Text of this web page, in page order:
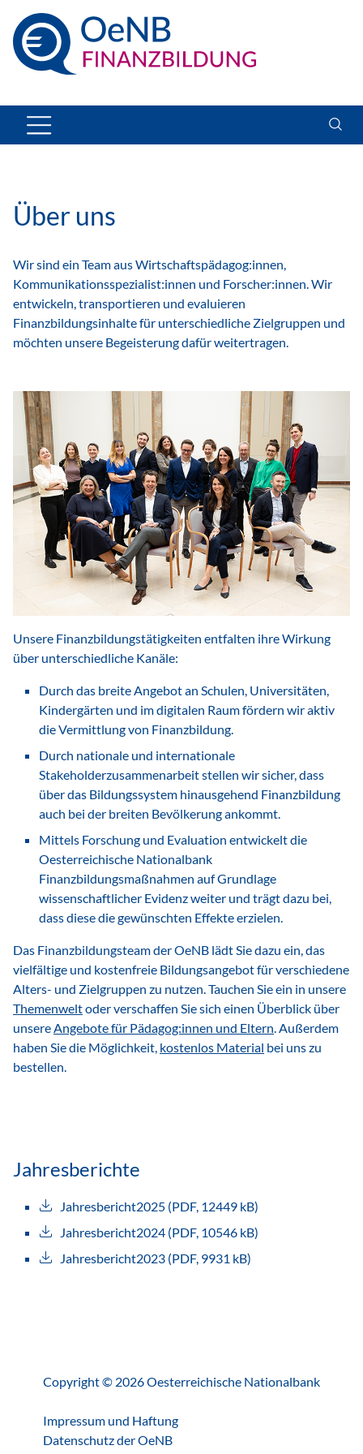
Über uns
Wir sind ein Team aus Wirtschaftspädagog:innen,
Kommunikationsspezialist:innen und Forscher:innen. Wir
entwickeln, transportieren und evaluieren
Finanzbildungsinhalte für unterschiedliche Zielgruppen und
möchten unsere Begeisterung dafür weitertragen.
Unsere Finanzbildungstätigkeiten entfalten ihre Wirkung
über unterschiedliche Kanäle:
Durch das breite Angebot an Schulen, Universitäten,
Kindergärten und im digitalen Raum fördern wir aktiv
die Vermittlung von Finanzbildung.
Durch nationale und internationale
Stakeholderzusammenarbeit stellen wir sicher, dass
über das Bildungssystem hinausgehend Finanzbildung
auch bei der breiten Bevölkerung ankommt.
Mittels Forschung und Evaluation entwickelt die
Oesterreichische Nationalbank
Finanzbildungsmaßnahmen auf Grundlage
wissenschaftlicher Evidenz weiter und trägt dazu bei,
dass diese die gewünschten Effekte erzielen.
Das Finanzbildungsteam der OeNB lädt Sie dazu ein, das
vielfältige und kostenfreie Bildungsangebot für verschiedene
Alters- und Zielgruppen zu nutzen. Tauchen Sie ein in unsere
Themenweltoder verschaffen Sie sich einen Überblick über
unsereAngebote für Pädagog:innen und Eltern. Außerdem
haben Sie die Möglichkeit, kostenlos Material bei uns zu
bestellen.
Jahresberichte
Jahresbericht2025 (PDF, 12449 kB)
Jahresbericht2024 (PDF, 10546 kB)
Jahresbericht2023 (PDF, 9931 kB)
Copyright © 2026 Oesterreichische Nationalbank
Impressum und Haftung
Datenschutz der OeNB